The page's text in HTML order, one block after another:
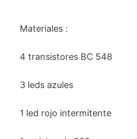
Materiales :
4 transistores BC 548
3 leds azules
1 led rojo intermitente